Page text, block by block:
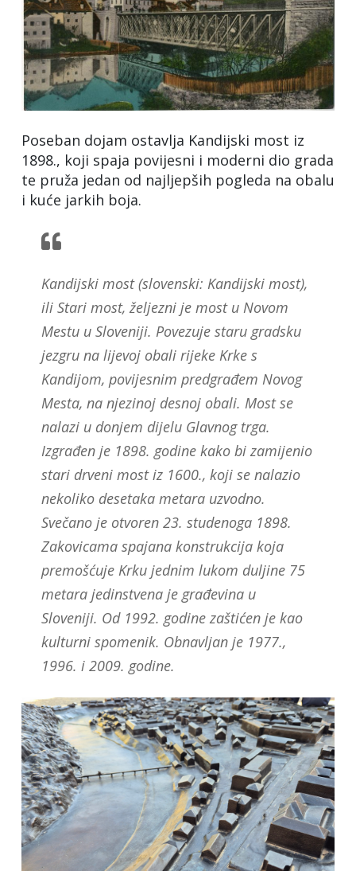
Poseban dojam ostavlja Kandijski most iz
1898., koji spaja povijesni i moderni dio grada
te pruža jedan od najljepših pogleda na obalu
i kuće jarkih boja.
Kandijski most (slovenski: Kandijski most),
ili Stari most, željezni je most u Novom
Mestu u Sloveniji. Povezuje staru gradsku
jezgru na lijevoj obali rijeke Krke s
Kandijom, povijesnim predgrađem Novog
Mesta, na njezinoj desnoj obali. Most se
nalazi u donjem dijelu Glavnog trga.
Izgrađen je 1898. godine kako bi zamijenio
stari drveni most iz 1600., koji se nalazio
nekoliko desetaka metara uzvodno.
Svečano je otvoren 23. studenoga 1898.
Zakovicama spajana konstrukcija koja
premošćuje Krku jednim lukom duljine 75
metara jedinstvena je građevina u
Sloveniji. Od 1992. godine zaštićen je kao
kulturni spomenik. Obnavljan je 1977.,
1996. i 2009. godine.